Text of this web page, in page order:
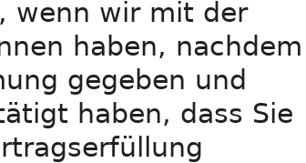
wenn wir mit der
haben, nachdem
gegeben und
haben, dass Sie